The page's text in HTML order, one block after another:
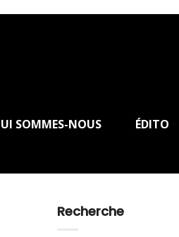
SOMMES-NOUS ÉDITO
Recherche